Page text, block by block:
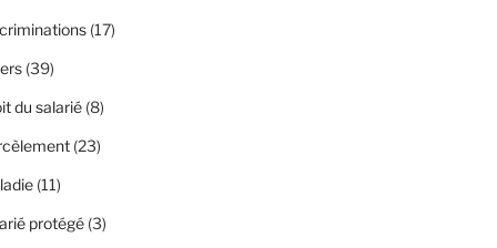
(17)
(39)
du salarié(8)
(23)
(11)
protégé(3)